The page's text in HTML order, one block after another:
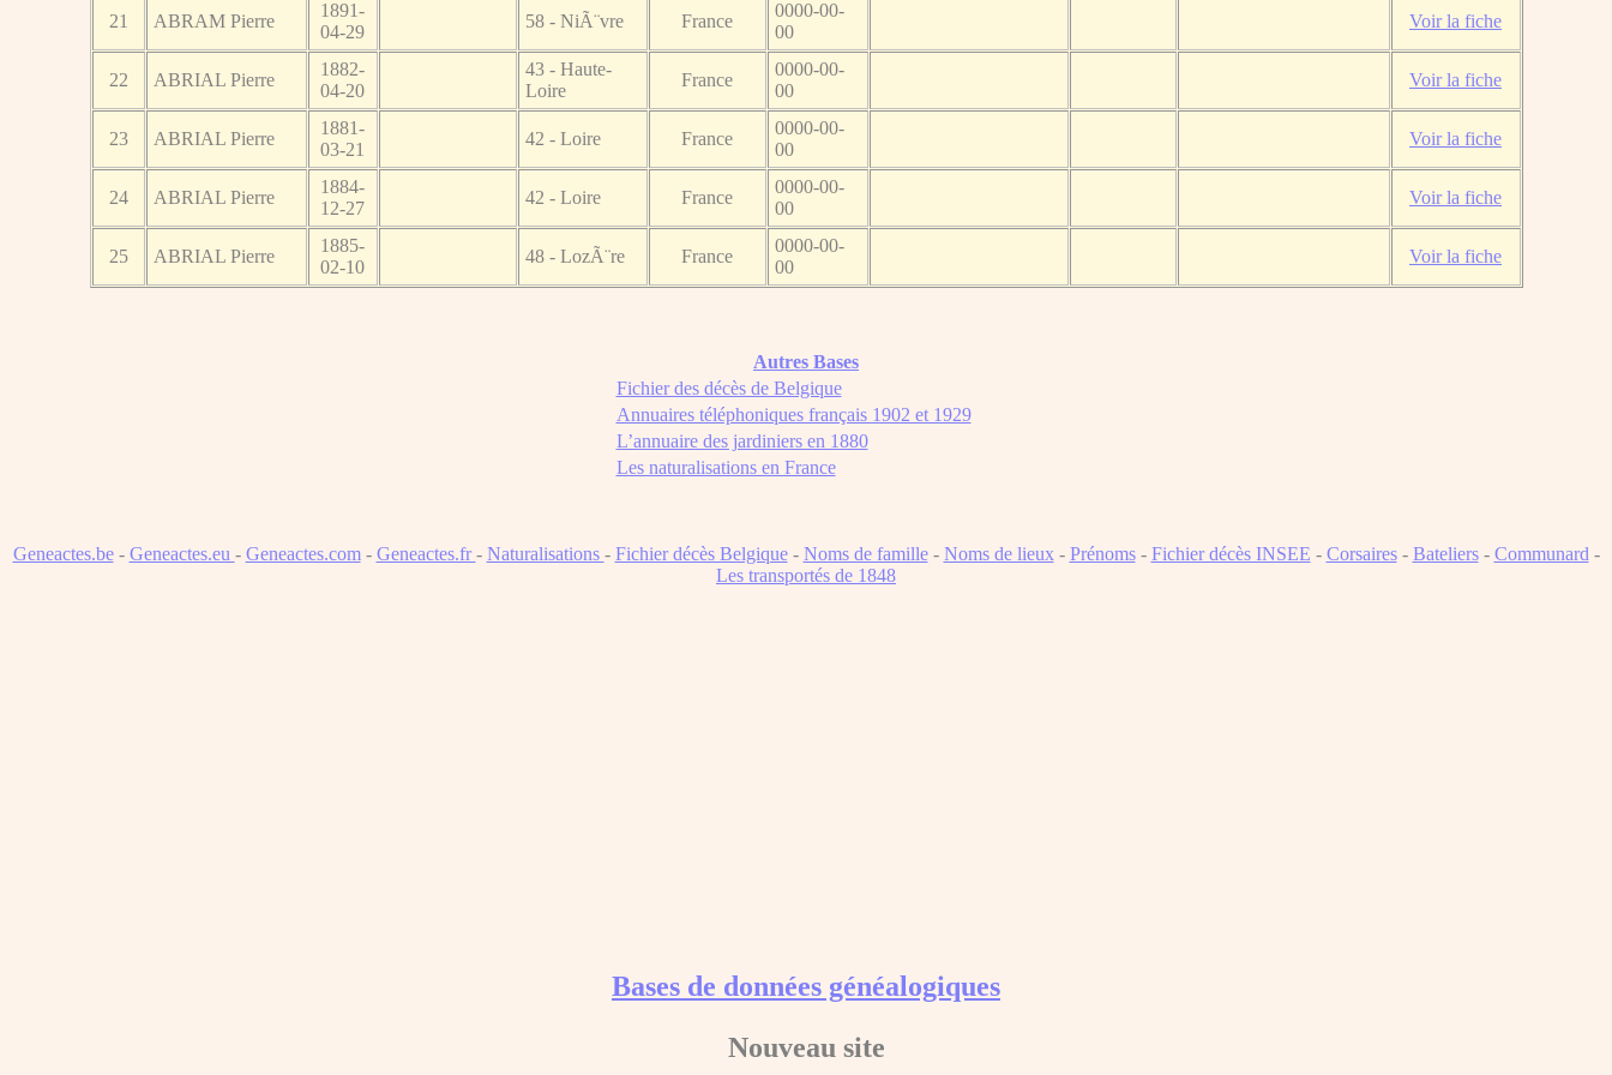
21 ABRAM Pierre
1891-
04-29
58 - NiÃ¨vre France
0000-00-
00
Voir la fiche
22 ABRIAL Pierre
1882-
04-20
43 - Haute-
Loire
France
0000-00-
00
Voir la fiche
23 ABRIAL Pierre
1881-
03-21
42 - Loire France
0000-00-
00
Voir la fiche
24 ABRIAL Pierre
1884-
12-27
42 - Loire France
0000-00-
00
Voir la fiche
25 ABRIAL Pierre
1885-
02-10
48 - LozÃ¨re France
0000-00-
00
Voir la fiche
Autres Bases
Fichier des décès de Belgique
Annuaires téléphoniques français 1902 et 1929
L’annuaire des jardiniers en 1880
Les naturalisations en France
Geneactes.be- Geneactes.eu - Geneactes.com- Geneactes.fr - Naturalisations - Fichier décès Belgique- Noms de famille- Noms de lieux - Prénoms- Fichier décès INSEE - Corsaires- Bateliers- Communard -
Les transportés de 1848
Bases de données généalogiques
Nouveau site